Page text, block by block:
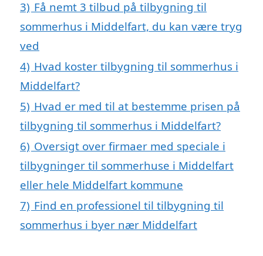
3) Få nemt 3 tilbud på tilbygning til
sommerhus i Middelfart, du kan være tryg
ved
4) Hvad koster tilbygning til sommerhus i
Middelfart?
5) Hvad er med til at bestemme prisen på
tilbygning til sommerhus i Middelfart?
6) Oversigt over firmaer med speciale i
tilbygninger til sommerhuse i Middelfart
eller hele Middelfart kommune
7) Find en professionel til tilbygning til
sommerhus i byer nær Middelfart